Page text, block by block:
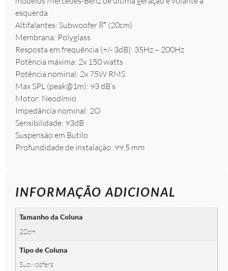
esquerda
Altifalantes: Subwoofer 8″ (20cm)
Membrana: Polyglass
Resposta em frequência (+/- 3dB): 35Hz – 200Hz
Potência máxima: 2x 150 watts
Potência nominal: 2x 75W RMS
Max SPL (peak@1m): 93 dB’s
Motor: Neodímio
Impedância nominal: 2O
Sensibilidade: 93dB
Suspensão em Butilo
Profundidade de instalação: 99.5 mm
INFORMAÇÃO ADICIONAL
Tamanho da Coluna
20cm
Tipo de Coluna
Subwoofers